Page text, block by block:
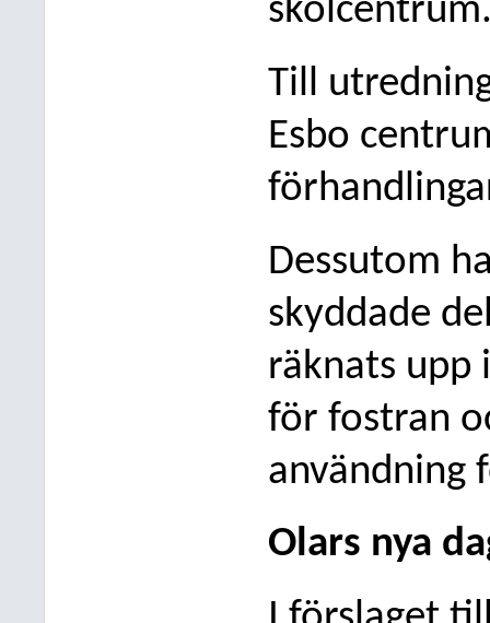
Till
Esbo
Dessutom
skyddade
räknats upp
för fostran
användning
Olars nya